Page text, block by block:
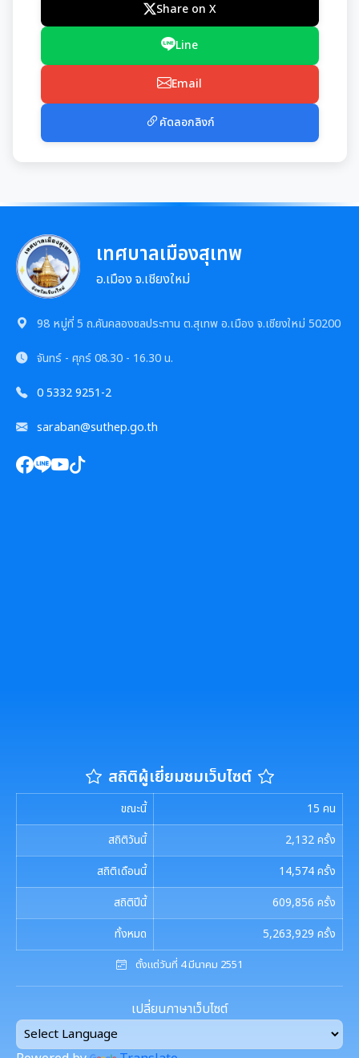
มาตรฐานกำหนดตำแหน่ง
สรุปผลการประชุม ก.จ. ก.ท. และ ก.อบต.
มติ ก.ท.จ.เชียงใหม่
การเลื่อนขั้นเงินเดือน
หลักเกณฑ์การลา
หลักเกณฑ์การคัดเลือกเข้ารับการอบรม
ถิ่น
คลินิกจริยธรรม
เกร็ดความรู้ที่เกี่ยวข้องในการปฏิบัติงานราชการ
ผลการคัดเลือกพนักงานผู้มีคุณธรรมจริยธรรม
การให้บริการประชาชน
คู่มือหรือแนวทางการขอรับบริการสำหรับประชาชน
ข้อมูลสถิติการให้บริการ
เทศบัญญัติงบประมาณรายจ่าย
โอนงบประมาณรายจ่ายประจำปี
โอนงบประมาณรายจ่ายประจำปี
แผนการใช้จ่ายงบประมาณประจำปี
รายงานการใช้จ่ายงบประมาณประจำปี รอบ 6 เดือน
รายงานผลการใช้จ่ายงบประมาณประจำปี
สรุปผลการจัดซื้อจัดจ้าง หรือการจัดหาพัสดุรายเดือน
รายงานผลการจัดซื้อจัดจ้าง หรือการจัดหาพัสดุประจำปี
รายการการจัดซื้อจัดจ้างหรือการจัดหาพัสดุ (งบลงทุน)
ความก้าวหน้าการจัดซื้อจัดจ้างหรือการจัดหาพัสดุ
ทรัพย
การบริหารและพัฒนาทรัพยากรบุคคล
รายงานผลการบริหารและพัฒนาทรัพยากรบุคคล
การป้องกันการทุจริต
แนวปฏิบัติการจัดการเรื่องร้องเรียนการทุจริตฯ
ข้อมูลสถิติเรื่องร้องเรียนการทุจริตและประพฤติมิชอบ
นโยบายไม่รับของขวัญ
การมีส่วนร่วมของผู้บริหาร
เจตจำนงสุจริตของผู้บริหาร
เจตจำนงทางการเมืองการต่อต้านการทุจริตของผู้
เจตนารมณ์การป้องกันและต่อต้านการทุจริตคอร์ชั่น
การขับเคลื่อนนโยบาย No Gift Policy
ประกาศเจตนารมณ์นโยบาย No Gift Policy
การขับเคลื่อนนโยบาย No Gift Policy จากการปฏิบัติ
หน้าที่
การนำผลการประเมิน ITA ไปสู่การพัฒนาองค์กร
แผนปฏิบัติการป้องกันการทุจริต
Share on X
Line
Email
คัดลอกลิงก์
เทศบาลเมืองสุเทพ
อ.เมือง จ.เชียงใหม่
98 หมู่ที่ 5 ถ.คันคลองชลประทาน ต.สุเทพ อ.เมือง จ.เชียงใหม่ 50200
จันทร์ - ศุกร์08.30 - 16.30 น.
0 5332 9251-2
saraban@suthep.go.th
สถิติผู้เยี่ยมชมเว็บไซต์
ขณะนี้ 15 คน
สถิติวันนี้
2,132ครั้ง
สถิติเดือนนี้
14,574ครั้ง
สถิติปีนี้
609,856 ครั้ง
ทั้งหมด
5,263,929 ครั้ง
ตั้งแต่วันที่ 4 มีนาคม 2551
เปลี่ยนภาษาเว็บไซต์